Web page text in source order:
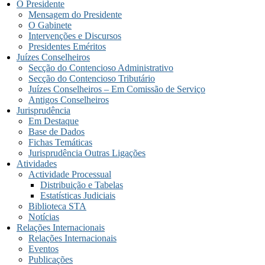
O Presidente
Mensagem do Presidente
O Gabinete
Intervenções e Discursos
Presidentes Eméritos
Juízes Conselheiros
Secção do Contencioso Administrativo
Secção do Contencioso Tributário
Juízes Conselheiros – Em Comissão de Serviço
Antigos Conselheiros
Jurisprudência
Em Destaque
Base de Dados
Fichas Temáticas
Jurisprudência Outras Ligações
Atividades
Actividade Processual
Distribuição e Tabelas
Estatísticas Judiciais
Biblioteca STA
Notícias
Relações Internacionais
Relações Internacionais
Eventos
Publicações